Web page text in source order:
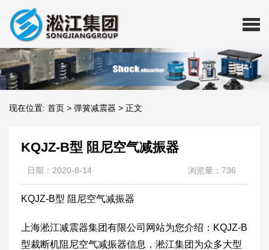
现在位置: 首页 > 弹簧减震器 > 正文
KQJZ-B型 阻尼空气减振器
日期：2020-8-14 浏览量：736
KQJZ-B型 阻尼空气减振器
上海淞江减震器集团有限公司网站为您介绍：KQJZ-B
型裁断机阻尼空气减振器信息，淞江集团为众多大型